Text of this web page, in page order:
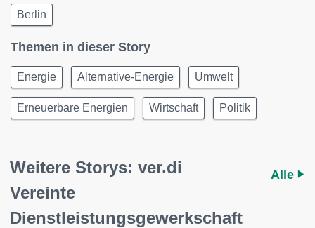
Berlin
Themen in dieser Story
Energie Alternative-Energie Umwelt
Erneuerbare Energien Wirtschaft Politik
Weitere Storys: ver.di
Vereinte
Dienstleistungsgewerkschaft
Alle